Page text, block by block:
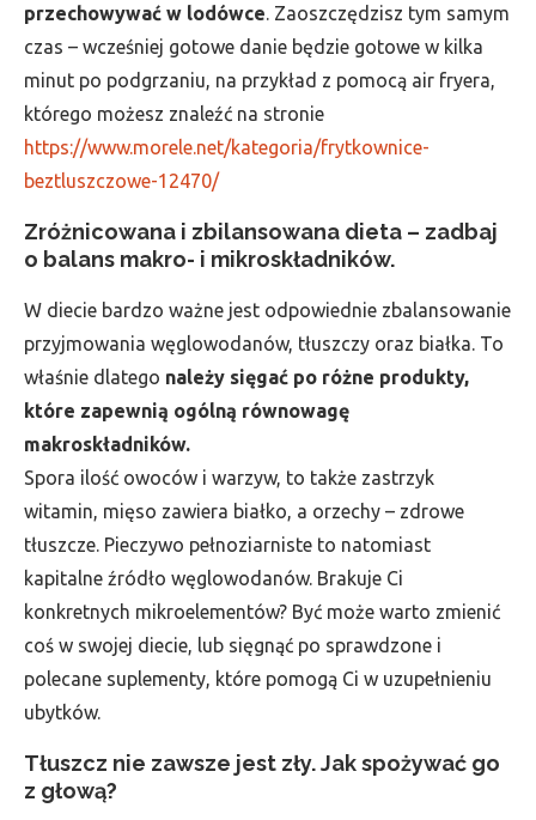
przechowywać w lodówce. Zaoszczędzisz tym samym
czas – wcześniej gotowe danie będzie gotowe w kilka
minut po podgrzaniu, na przykład z pomocą air fryera,
którego możesz znaleźć na stronie
https://www.morele.net/kategoria/frytkownice-
beztluszczowe-12470/
Zróżnicowana i zbilansowana dieta – zadbaj
o balans makro- i mikroskładników.
W diecie bardzo ważne jest odpowiednie zbalansowanie
przyjmowania węglowodanów, tłuszczy oraz białka. To
właśnie dlatego należy sięgać po różne produkty,
które zapewnią ogólną równowagę
makroskładników.
Spora ilość owoców i warzyw, to także zastrzyk
witamin, mięso zawiera białko, a orzechy – zdrowe
tłuszcze. Pieczywo pełnoziarniste to natomiast
kapitalne źródło węglowodanów. Brakuje Ci
konkretnych mikroelementów? Być może warto zmienić
coś w swojej diecie, lub sięgnąć po sprawdzone i
polecane suplementy, które pomogą Ci w uzupełnieniu
ubytków.
Tłuszcz nie zawsze jest zły. Jak spożywać go
z głową?